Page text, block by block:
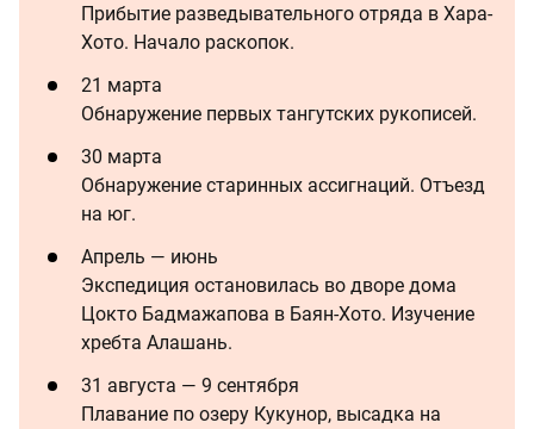
Прибытие разведывательного отряда в Хара-
Хото. Начало раскопок.
21 марта
Обнаружение первых тангутских рукописей.
30 марта
Обнаружение старинных ассигнаций. Отъезд
на юг.
Апрель — июнь
Экспедиция остановилась во дворе дома
Цокто Бадмажапова в Баян-Хото. Изучение
хребта Алашань.
31 августа — 9 сентября
Плавание по озеру Кукунор, высадка на